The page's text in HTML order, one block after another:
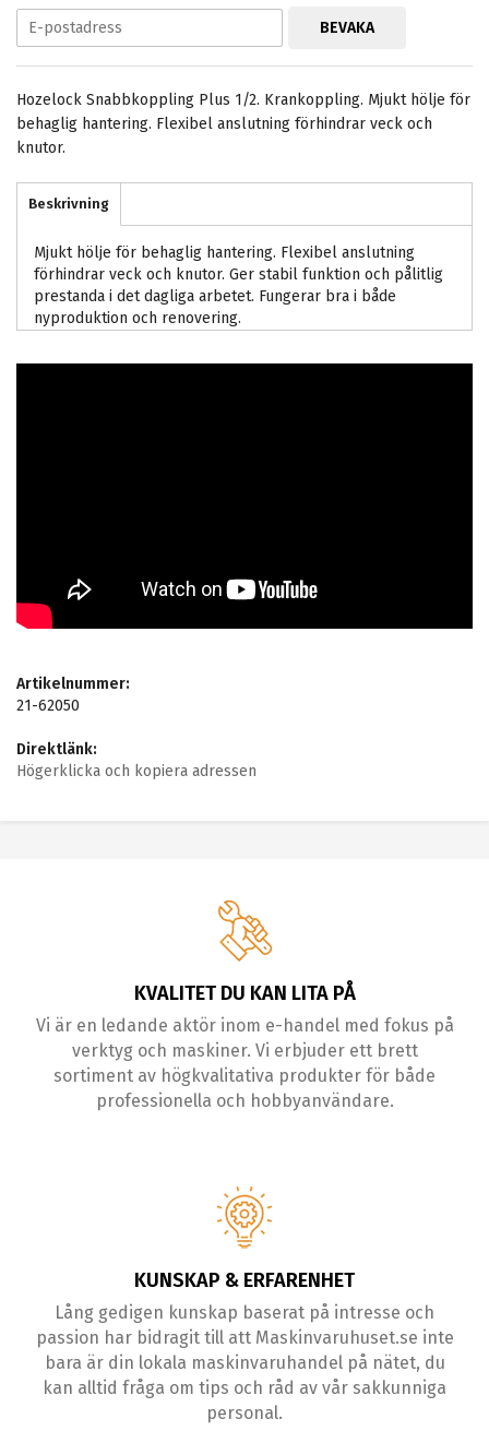
BEVAKA
Hozelock Snabbkoppling Plus 1/2. Krankoppling. Mjukt hölje för
behaglig hantering. Flexibel anslutning förhindrar veck och
knutor.
Beskrivning
Mjukt hölje för behaglig hantering. Flexibel anslutning
förhindrar veck och knutor. Ger stabil funktion och pålitlig
prestanda i det dagliga arbetet. Fungerar bra i både
nyproduktion och renovering.
Artikelnummer:
21-62050
Direktlänk:
Högerklicka och kopiera adressen
KVALITET DU KAN LITA PÅ
Vi är en ledande aktör inom e-handel med fokus på
verktyg och maskiner. Vi erbjuder ett brett
sortiment av högkvalitativa produkter för både
professionella och hobbyanvändare.
KUNSKAP & ERFARENHET
Lång gedigen kunskap baserat på intresse och
passion har bidragit till att Maskinvaruhuset.se inte
bara är din lokala maskinvaruhandel på nätet, du
kan alltid fråga om tips och råd av vår sakkunniga
personal.